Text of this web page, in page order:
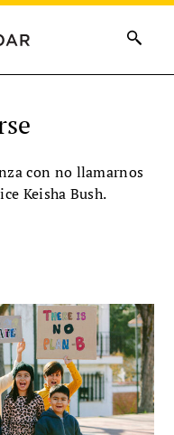
con no llamarnos
Keisha Bush.